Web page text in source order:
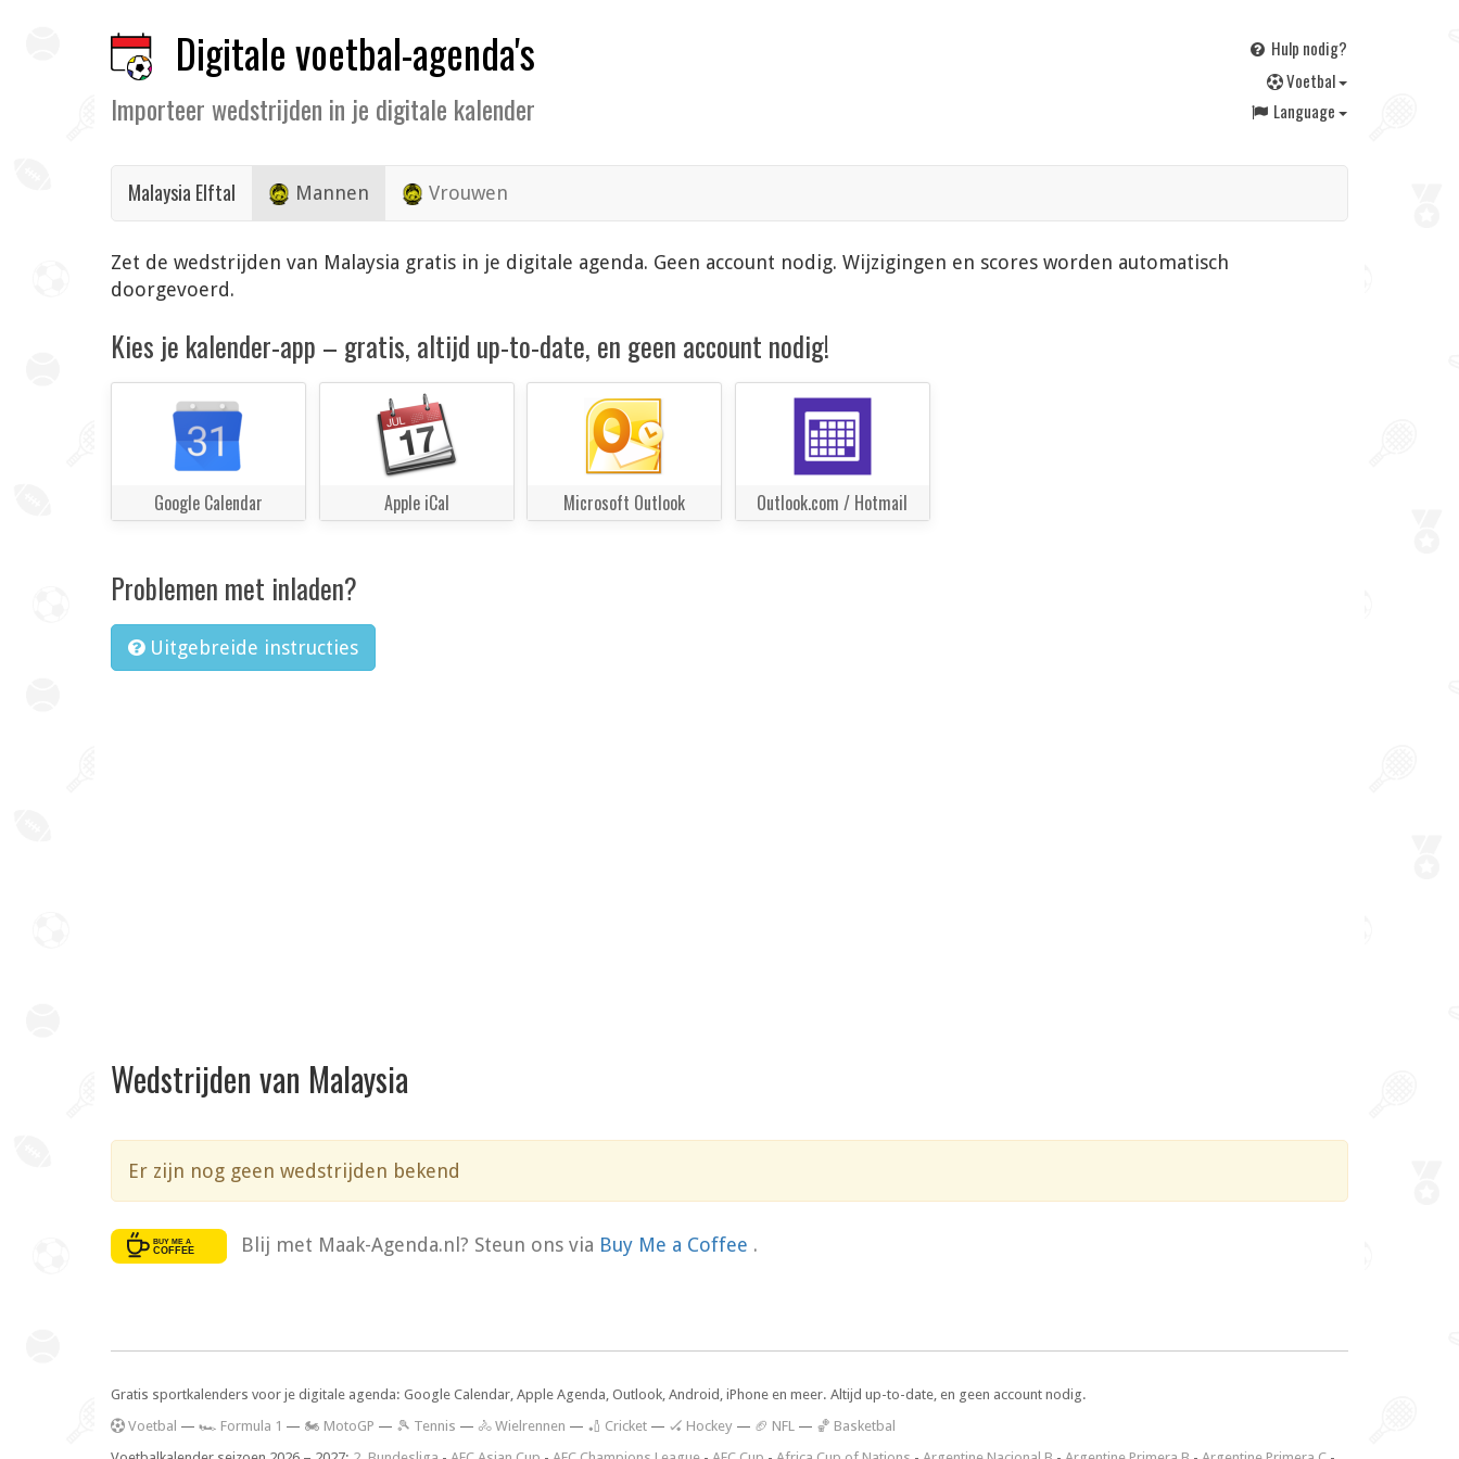
Digitale voetbal-agenda's
Importeer wedstrijden in je digitale kalender
Hulp nodig?
Voetbal
Language
Malaysia Elftal Mannen Vrouwen
Zet de wedstrijden van Malaysia gratis in je digitale agenda. Geen account nodig. Wijzigingen en scores worden automatisch
doorgevoerd.
Kies je kalender-app – gratis, altijd up-to-date, en geen account nodig!
Google Calendar Apple iCal Microsoft Outlook Outlook.com / Hotmail
Problemen met inladen?
Uitgebreide instructies
Wedstrijden van Malaysia
Er zijn nog geen wedstrijden bekend
Blij met Maak-Agenda.nl? Steun ons via Buy Me a Coffee .
Gratis sportkalenders voor je digitale agenda: Google Calendar, Apple Agenda, Outlook, Android, iPhone en meer. Altijd up-to-date, en geen account nodig.
Voetbal — 🏎️ Formula 1 — 🏍 MotoGP — 🎾 Tennis — 🚴 Wielrennen — 🏏 Cricket — 🏑 Hockey — 🏈 NFL — 🏀 Basketbal